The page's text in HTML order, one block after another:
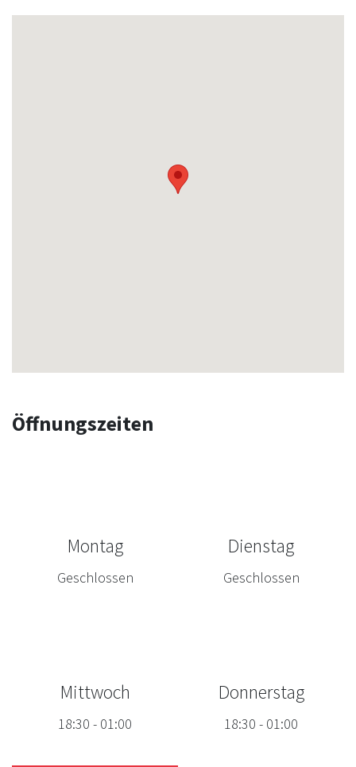
Öffnungszeiten
Montag
Geschlossen
Dienstag
Geschlossen
Mittwoch
18:30 - 01:00
Donnerstag
18:30 - 01:00